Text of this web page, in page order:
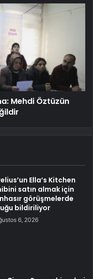
Mehdi Öztüzün
Ella’s Kitchen
satın almak için
görüşmelerde
bildiriliyor
6, 2026